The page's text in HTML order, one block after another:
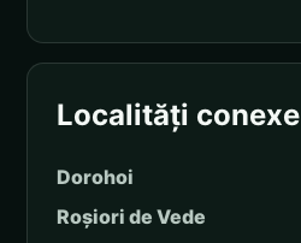
Localități conexe
Dorohoi
Roșiori de Vede